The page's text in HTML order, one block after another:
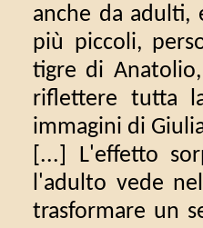
anche da adulti,
più piccoli,
tigre di
riflettere tutta
immagini di
[...] L'effetto
l'adulto vede
trasformare un